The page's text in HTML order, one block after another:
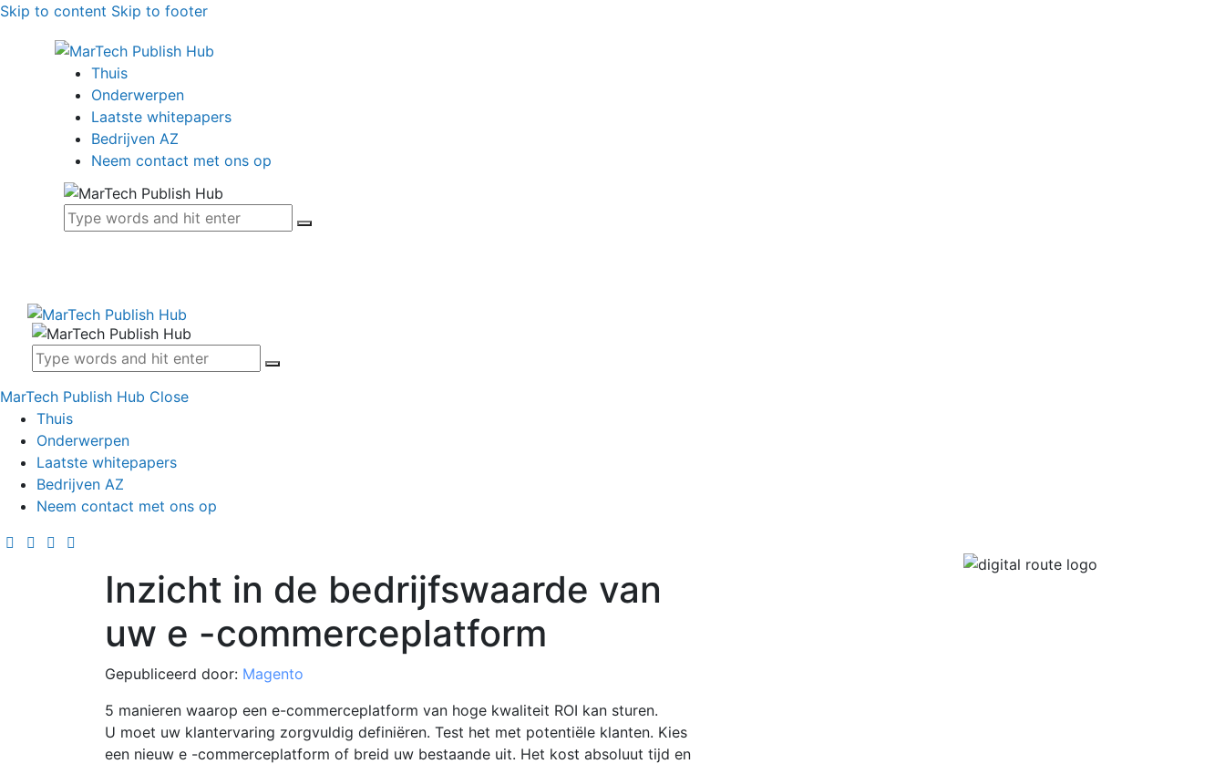
Skip to content Skip to footer
Thuis
Onderwerpen
Laatste whitepapers
Bedrijven AZ
Neem contact met ons op
MarTech Publish Hub Close
Thuis
Onderwerpen
Laatste whitepapers
Bedrijven AZ
Neem contact met ons op
Inzicht in de bedrijfswaarde van
uw e -commerceplatform
Gepubliceerd door: Magento
5 manieren waarop een e-commerceplatform van hoge kwaliteit ROI kan sturen.
U moet uw klantervaring zorgvuldig definiëren. Test het met potentiële klanten. Kies
een nieuw e -commerceplatform of breid uw bestaande uit. Het kost absoluut tijd en